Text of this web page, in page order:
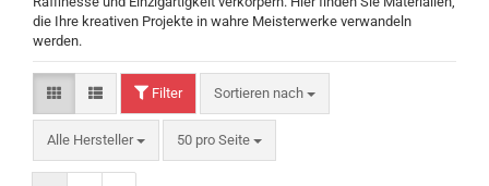
die Ihre kreativen Projekte in wahre Meisterwerke verwandeln
werden.
Filter Sortieren nach
Alle Hersteller 50 pro Seite